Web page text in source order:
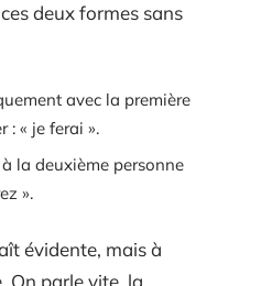
deux formes sans
avec la première
: « je ferai ».
la deuxième personne
».
évidente, mais à
On parle vite, la